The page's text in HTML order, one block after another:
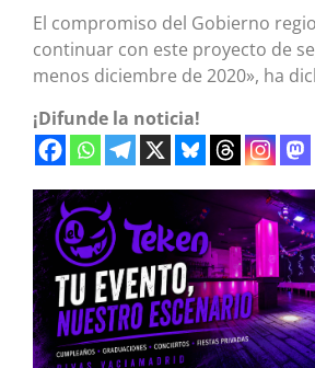
El compromiso del Gobierno
continuar con este proyecto de
menos diciembre de 2020», ha
¡Difunde la noticia!